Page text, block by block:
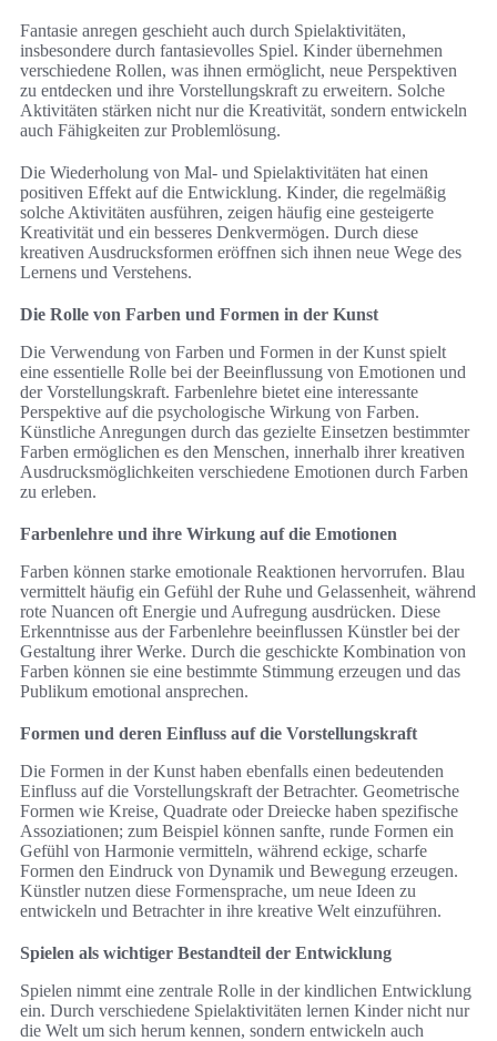
Fantasie anregen geschieht auch durch Spielaktivitäten,
insbesondere durch fantasievolles Spiel. Kinder übernehmen
verschiedene Rollen, was ihnen ermöglicht, neue Perspektiven
zu entdecken und ihre Vorstellungskraft zu erweitern. Solche
Aktivitäten stärken nicht nur die Kreativität, sondern entwickeln
auch Fähigkeiten zur Problemlösung.
Die Wiederholung von Mal- und Spielaktivitäten hat einen
positiven Effekt auf die Entwicklung. Kinder, die regelmäßig
solche Aktivitäten ausführen, zeigen häufig eine gesteigerte
Kreativität und ein besseres Denkvermögen. Durch diese
kreativen Ausdrucksformen eröffnen sich ihnen neue Wege des
Lernens und Verstehens.
Die Rolle von Farben und Formen in der Kunst
Die Verwendung von Farben und Formen in der Kunst spielt
eine essentielle Rolle bei der Beeinflussung von Emotionen und
der Vorstellungskraft. Farbenlehre bietet eine interessante
Perspektive auf die psychologische Wirkung von Farben.
Künstliche Anregungen durch das gezielte Einsetzen bestimmter
Farben ermöglichen es den Menschen, innerhalb ihrer kreativen
Ausdrucksmöglichkeiten verschiedene Emotionen durch Farben
zu erleben.
Farbenlehre und ihre Wirkung auf die Emotionen
Farben können starke emotionale Reaktionen hervorrufen. Blau
vermittelt häufig ein Gefühl der Ruhe und Gelassenheit, während
rote Nuancen oft Energie und Aufregung ausdrücken. Diese
Erkenntnisse aus der Farbenlehre beeinflussen Künstler bei der
Gestaltung ihrer Werke. Durch die geschickte Kombination von
Farben können sie eine bestimmte Stimmung erzeugen und das
Publikum emotional ansprechen.
Formen und deren Einfluss auf die Vorstellungskraft
Die Formen in der Kunst haben ebenfalls einen bedeutenden
Einfluss auf die Vorstellungskraft der Betrachter. Geometrische
Formen wie Kreise, Quadrate oder Dreiecke haben spezifische
Assoziationen; zum Beispiel können sanfte, runde Formen ein
Gefühl von Harmonie vermitteln, während eckige, scharfe
Formen den Eindruck von Dynamik und Bewegung erzeugen.
Künstler nutzen diese Formensprache, um neue Ideen zu
entwickeln und Betrachter in ihre kreative Welt einzuführen.
Spielen als wichtiger Bestandteil der Entwicklung
Spielen nimmt eine zentrale Rolle in der kindlichen Entwicklung
ein. Durch verschiedene Spielaktivitäten lernen Kinder nicht nur
die Welt um sich herum kennen, sondern entwickeln auch